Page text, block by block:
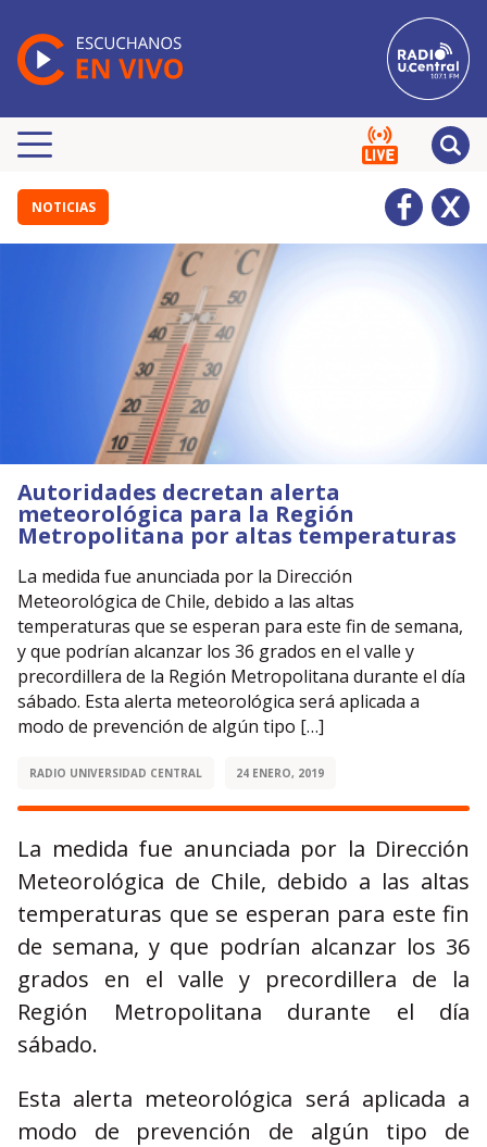
NOTICIAS
Autoridades decretan alerta
meteorológica para la Región
Metropolitana por altas temperaturas
La medida fue anunciada por la Dirección
Meteorológica de Chile, debido a las altas
temperaturas que se esperan para este fin de semana,
y que podrían alcanzar los 36 grados en el valle y
precordillera de la Región Metropolitana durante el día
sábado. Esta alerta meteorológica será aplicada a
modo de prevención de algún tipo […]
RADIO UNIVERSIDAD CENTRAL 24 ENERO, 2019
La medida fue anunciada por la Dirección
Meteorológica de Chile, debido a las altas
temperaturas que se esperan para este fin
de semana, y que podrían alcanzar los 36
grados en el valle y precordillera de la
Región Metropolitana durante el día
sábado.
Esta alerta meteorológica será aplicada a
modo de prevención de algún tipo de